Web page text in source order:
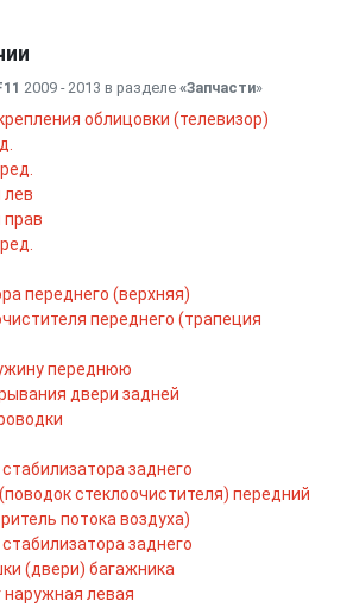
2009 - 2013 в разделе «Запчасти»
облицовки (телевизор)
лев
прав
переднего (верхняя)
переднего (трапеция
переднюю
двери задней
заднего
стеклоочистителя) передний
потока воздуха)
заднего
(двери) багажника
наружная левая